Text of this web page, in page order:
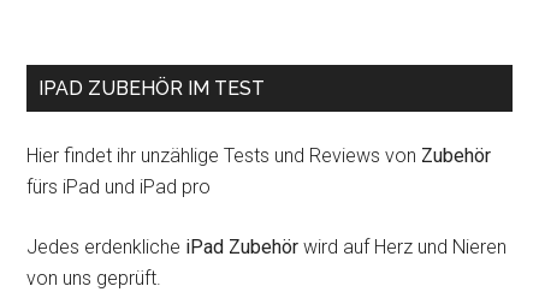
IPAD ZUBEHÖR IM TEST
Hier findet ihr unzählige Tests und Reviews von Zubehör
fürs iPad und iPad pro
Jedes erdenkliche iPad Zubehör wird auf Herz und Nieren
von uns geprüft.